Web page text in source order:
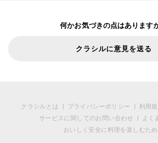
何かお気づきの点はあります
クラシルに意見を送る
クラシルとは プライバシーポリシー 利用
サービスに関してのお問い合わせ
よく
おいしく安全に料理を楽しむた